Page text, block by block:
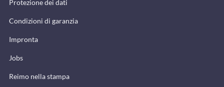
Protezione dei dati
Condizioni di garanzia
Impronta
Jobs
Reimo nella stampa